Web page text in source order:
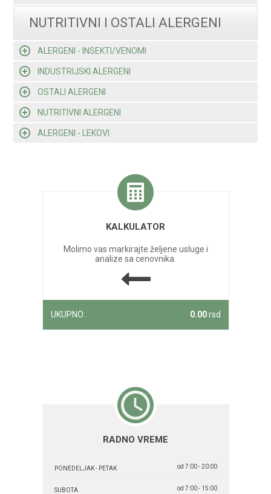
NUTRITIVNI I OSTALI ALERGENI
ALERGENI - INSEKTI/VENOMI
INDUSTRIJSKI ALERGENI
OSTALI ALERGENI
NUTRITIVNI ALERGENI
ALERGENI - LEKOVI
KALKULATOR
Molimo vas markirajte željene usluge i
analize sa cenovnika.
UKUPNO: 0.00rsd
RADNO VREME
PONEDELJAK - PETAK od 7:00 - 20:00
SUBOTA od 7:00 - 15:00